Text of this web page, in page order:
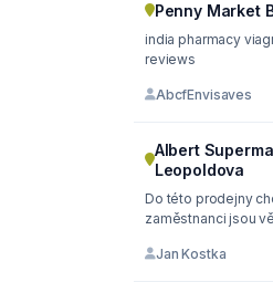
Penny Market
india pharmacy viagra
reviews
AbcfEnvisaves
Albert
Leopoldova
Do této prodejny
zaměstnanci jsou
Jan Kostka